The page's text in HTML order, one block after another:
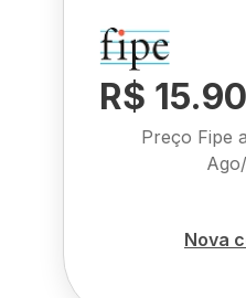
R$
Preço Fipe
Nova